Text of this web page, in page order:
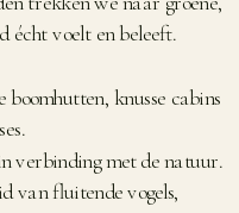
écht voelt en beleeft.
knusse cabins
verbinding met de natuur.
van fluitende vogels,